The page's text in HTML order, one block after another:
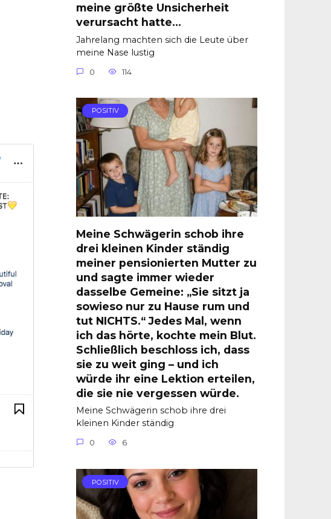
meine größte Unsicherheit
verursacht hatte…
Jahrelang machten sich die Leute über
meine Nase lustig
0 114
POSITIV
Meine Schwägerin schob ihre
drei kleinen Kinder ständig
meiner pensionierten Mutter zu
und sagte immer wieder
dasselbe Gemeine: „Sie sitzt ja
sowieso nur zu Hause rum und
tut NICHTS.“ Jedes Mal, wenn
ich das hörte, kochte mein Blut.
Schließlich beschloss ich, dass
sie zu weit ging – und ich
würde ihr eine Lektion erteilen,
die sie nie vergessen würde.
Meine Schwägerin schob ihre drei
kleinen Kinder ständig
0 6
POSITIV